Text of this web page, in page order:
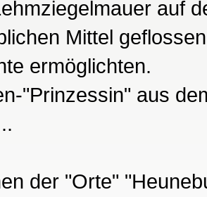
auf
Mittel
ermöglichten.
"Prinzessin" aus
der "Orte"